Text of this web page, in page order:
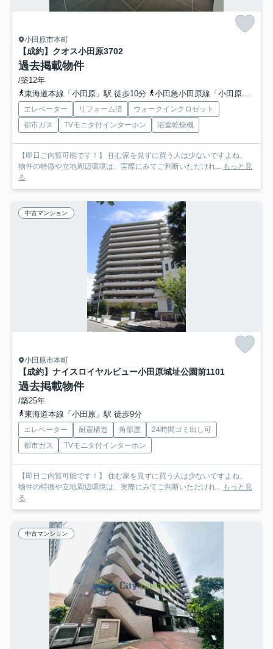
小田原市本町
【成約】クオス小田原3702
過去掲載物件
/築12年
東海道本線「小田原」駅 徒歩10分
小田急小田原線「小田原」駅 徒歩10分
エレベーター リフォーム済
ウォークインクロゼット
都市ガス
TVモニタ付インターホン 浴室乾燥機
【即日ご内覧可能です！】 住む家を見ずに買う人は少ないですよね。
物件の特徴や立地周辺環境は、実際にみてご判断いただけれ... もっと見
る
中古マンション
小田原市本町
【成約】ナイスロイヤルビュー小田原城址公園前1101
過去掲載物件
/築25年
東海道本線「小田原」駅 徒歩9分
エレベーター 耐震構造 角部屋
24時間ゴミ出し可
都市ガス
TVモニタ付インターホン
【即日ご内覧可能です！】 住む家を見ずに買う人は少ないですよね。
物件の特徴や立地周辺環境は、実際にみてご判断いただけれ... もっと見
る
中古マンション